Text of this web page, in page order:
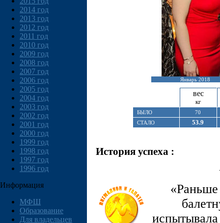
2014 год
2013 год
2012 год
2011 год
2010 год
2009 год
2008 год
2007 год
2006 год
2005 год
2004 год
2003 год
2002 год
2001 год
2000 год
1999 год
1998 год
1997 год
1996 год
Информация
МФШ
Образование
Для владельцев
Январь 2018
вес
кг
БЫЛО
70
СТАЛО
53.9
История успеха :
«Раньше